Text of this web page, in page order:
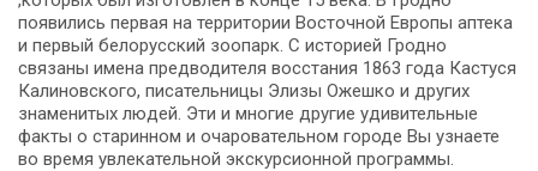
появились первая на территории Восточной Европы аптека
и первый белорусский зоопарк. С историей Гродно
связаны имена предводителя восстания 1863 года Кастуся
Калиновского, писательницы Элизы Ожешко и других
знаменитых людей. Эти и многие другие удивительные
факты о старинном и очаровательном городе Вы узнаете
во время увлекательной экскурсионной программы.